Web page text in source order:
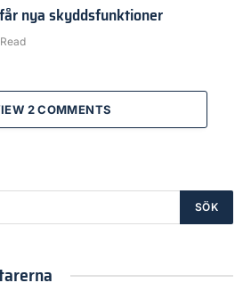
nya skyddsfunktioner
2 COMMENTS